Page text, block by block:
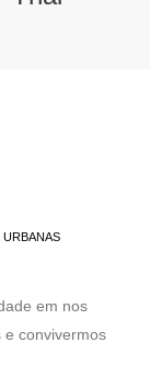
URBANAS
em nos
e convivermos